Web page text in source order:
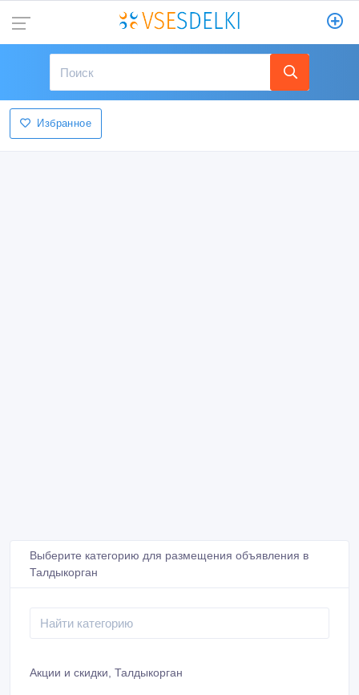
Избранное
Выберите категорию для размещения объявления в
Талдыкорган
Акции и скидки, Талдыкорган